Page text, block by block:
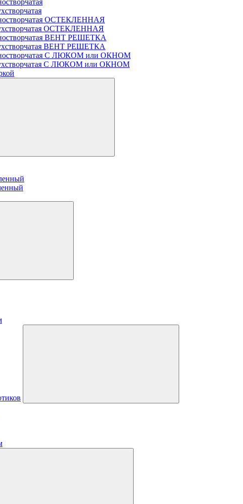
ОСТЕКЛЕННАЯ
ОСТЕКЛЕННАЯ
ВЕНТ РЕШЕТКА
ВЕНТ РЕШЕТКА
С ЛЮКОМ или ОКНОМ
С ЛЮКОМ или ОКНОМ